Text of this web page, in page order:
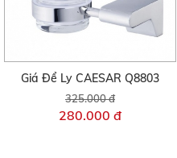
Giá Để Ly CAESAR Q8803
325.000 đ
280.000 đ